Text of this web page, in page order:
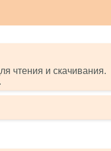
чтения и скачивания.